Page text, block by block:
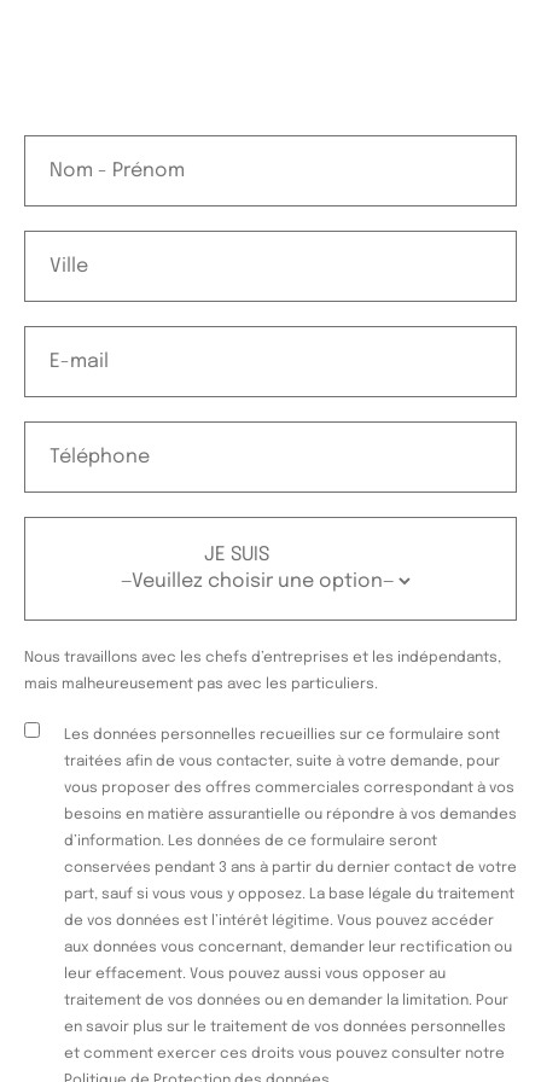
JE SUIS
Nous travaillons avec les chefs d’entreprises et les indépendants,
mais malheureusement pas avec les particuliers.
Les données personnelles recueillies sur ce formulaire sont
traitées afin de vous contacter, suite à votre demande, pour
vous proposer des offres commerciales correspondant à vos
besoins en matière assurantielle ou répondre à vos demandes
d’information. Les données de ce formulaire seront
conservées pendant 3 ans à partir du dernier contact de votre
part, sauf si vous vous y opposez. La base légale du traitement
de vos données est l’intérêt légitime. Vous pouvez accéder
aux données vous concernant, demander leur rectification ou
leur effacement. Vous pouvez aussi vous opposer au
traitement de vos données ou en demander la limitation. Pour
en savoir plus sur le traitement de vos données personnelles
et comment exercer ces droits vous pouvez consulter notre